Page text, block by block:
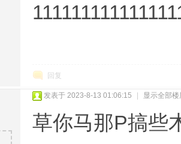
回复
发表于 2023-8-13 01:06:15 显示全部楼
草你马那P搞些